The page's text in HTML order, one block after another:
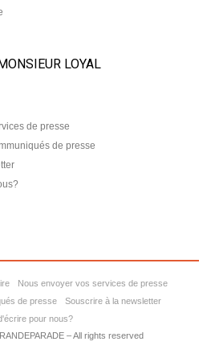
LOYAL
de presse
de presse
Nous envoyer vos services de presse
de presse
Souscrire à la newsletter
pour nous?
– All rights reserved